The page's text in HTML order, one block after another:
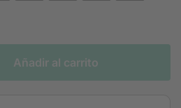
Añadir al carrito